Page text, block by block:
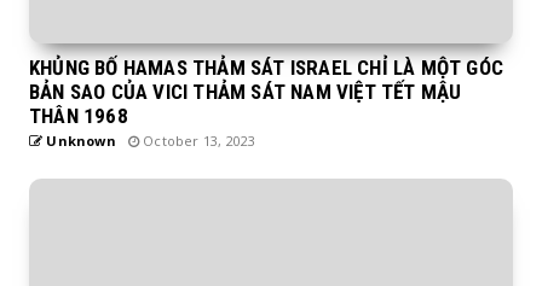
KHỦNG BỐ HAMAS THẢM SÁT ISRAEL CHỈ LÀ MỘT GÓC
BẢN SAO CỦA VICI THẢM SÁT NAM VIỆT TẾT MẬU
THÂN 1968
Unknown October 13, 2023